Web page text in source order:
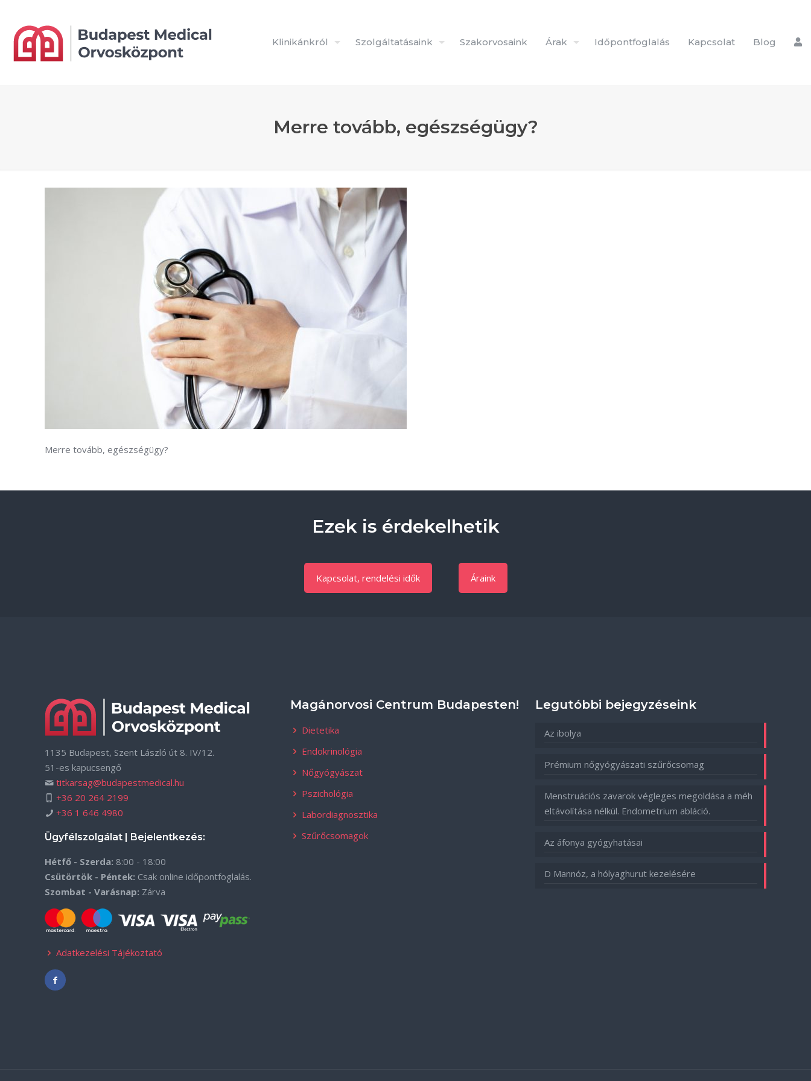
Klinikánkról Szolgáltatásaink Szakorvosaink Árak Időpontfoglalás Kapcsolat Blog
Merre tovább, egészségügy?
Merre tovább, egészségügy?
Ezek is érdekelhetik
Kapcsolat, rendelési idők Áraink
1135 Budapest, Szent László út 8. IV/12.
51-es kapucsengő
titkarsag@budapestmedical.hu
+36 20 264 2199
+36 1 646 4980
Ügyfélszolgálat | Bejelentkezés:
Hétfő - Szerda: 8:00 - 18:00
Csütörtök - Péntek: Csak online időpontfoglalás.
Szombat - Varásnap: Zárva
Adatkezelési Tájékoztató
Magánorvosi Centrum Budapesten!
Dietetika
Endokrinológia
Nőgyógyászat
Pszichológia
Labordiagnosztika
Szűrőcsomagok
Legutóbbi bejegyzéseink
Az ibolya
Prémium nőgyógyászati szűrőcsomag
Menstruációs zavarok végleges megoldása a méh
eltávolítása nélkül. Endometrium abláció.
Az áfonya gyógyhatásai
D Mannóz, a hólyaghurut kezelésére